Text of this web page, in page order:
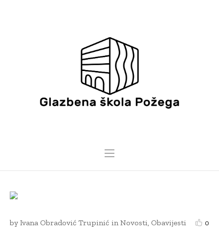
13 LIPNJA, 2025
0
by Ivana Obradović Trupinić in Novosti Obavijesti